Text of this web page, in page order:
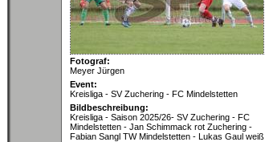
Fotograf:
Meyer Jürgen
Event:
Kreisliga - SV Zuchering - FC Mindelstetten
Bildbeschreibung:
Kreisliga - Saison 2025/26- SV Zuchering - FC
Mindelstetten - Jan Schimmack rot Zuchering -
Fabian Sangl TW Mindelstetten - Lukas Gaul weiß